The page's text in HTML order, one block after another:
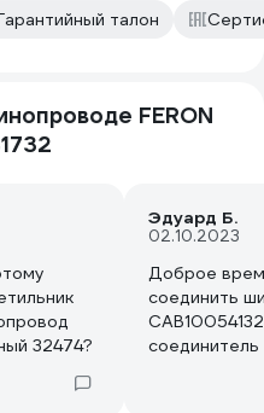
талон
FERON
32474?
Эдуард Б.
02.10.2023
Доброе
соединить